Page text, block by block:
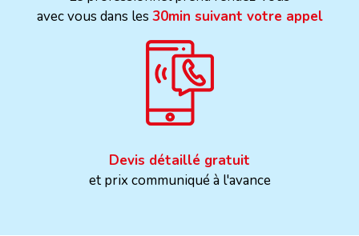
avec vous dans les 30min suivant votre appel
Devis détaillé gratuit
et prix communiqué à l'avance